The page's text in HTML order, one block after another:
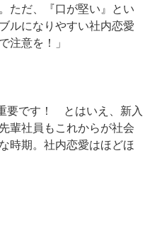
ただ、『口が堅い』とい
ルになりやすい社内恋愛
注意を！」
要です！ とはいえ、新入
輩社員もこれからが社会
時期。社内恋愛はほどほ